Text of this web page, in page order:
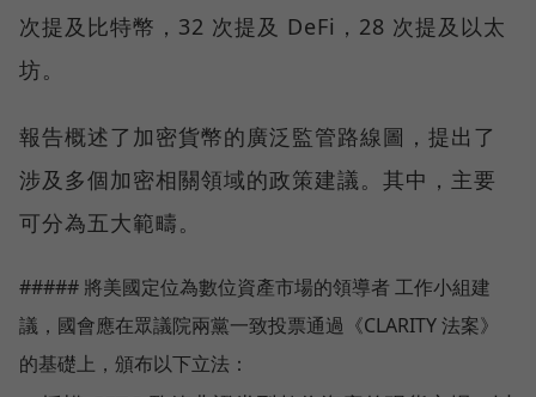
次提及比特幣，32 次提及 DeFi，28 次提及以太
坊。
報告概述了加密貨幣的廣泛監管路線圖，提出了
涉及多個加密相關領域的政策建議。其中，主要
可分為五大範疇。
##### 將美國定位為數位資產市場的領導者 工作小組建
議，國會應在眾議院兩黨一致投票通過《CLARITY 法案》
的基礎上，頒布以下立法：